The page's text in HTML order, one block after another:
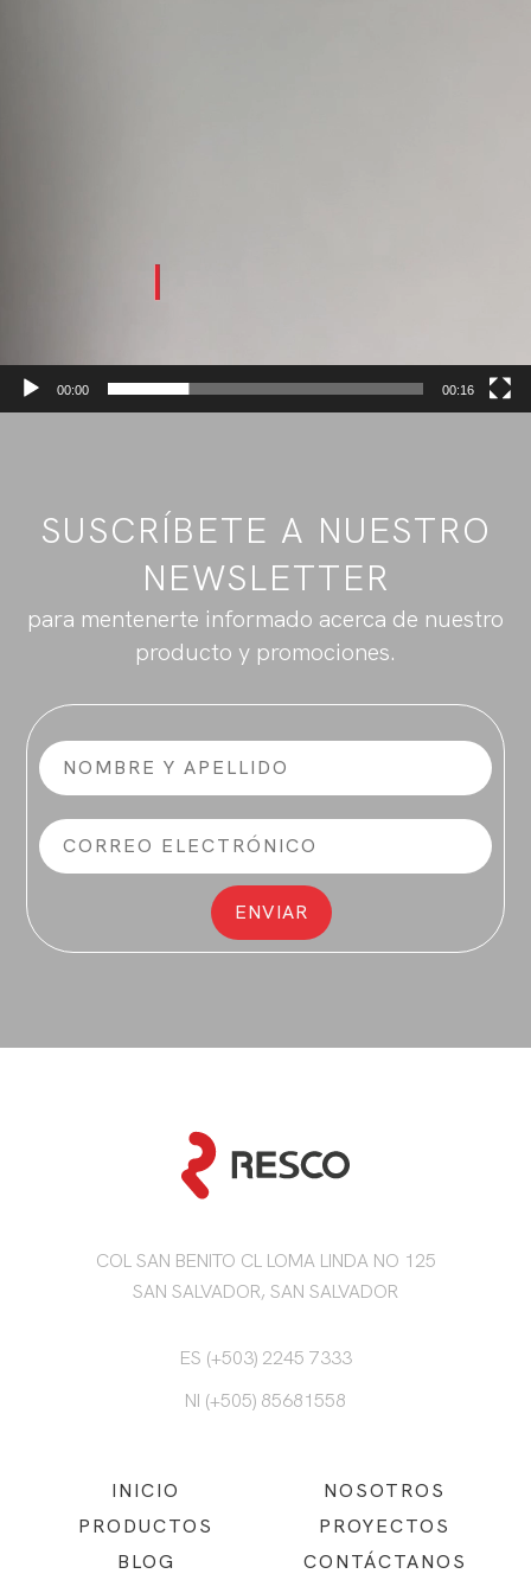
00:00 00:16
SUSCRÍBETE A NUESTRO
NEWSLETTER
para mentenerte informado acerca de nuestro
producto y promociones.
COL SAN BENITO CL LOMA LINDA NO 125
SAN SALVADOR, SAN SALVADOR
ES (+503) 2245 7333
NI (+505) 85681558
INICIO
NOSOTROS
PRODUCTOS
PROYECTOS
BLOG
CONTÁCTANOS